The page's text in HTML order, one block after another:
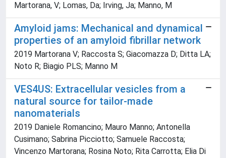
Martorana, V; Lomas, Da; Irving, Ja; Manno, M
Amyloid jams: Mechanical and dynamical
properties of an amyloid fibrillar network
2019 Martorana V; Raccosta S; Giacomazza D; Ditta LA;
Noto R; Biagio PLS; Manno M
VES4US: Extracellular vesicles from a
natural source for tailor-made
nanomaterials
2019 Daniele Romancino; Mauro Manno; Antonella
Cusimano; Sabrina Picciotto; Samuele Raccosta;
Vincenzo Martorana; Rosina Noto; Rita Carrotta; Elia Di